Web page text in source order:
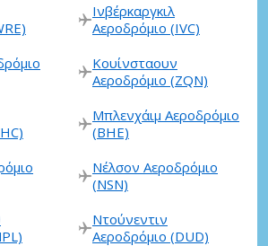
Ινβέρκαργκιλ
Αεροδρόμιο (IVC)
Κουίνσταουν
Αεροδρόμιο (ZQN)
Μπλενχάιμ Αεροδρόμιο
(BHE)
Νέλσον Αεροδρόμιο
(NSN)
Ντούνεντιν
Αεροδρόμιο (DUD)